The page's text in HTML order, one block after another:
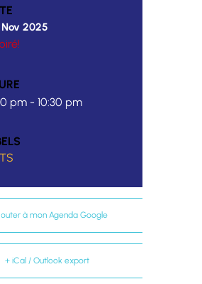
2025
pm - 10:30 pm
à mon Agenda Google
+ iCal / Outlook export